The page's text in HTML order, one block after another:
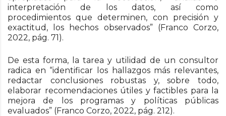
interpretación de los datos, así como
procedimientos que determinen, con precisión y
exactitud, los hechos observados” (Franco Corzo,
2022, pág. 71).
De esta forma, la tarea y utilidad de un consultor
radica en “identificar los hallazgos más relevantes,
redactar conclusiones robustas y, sobre todo,
elaborar recomendaciones útiles y factibles para la
mejora de los programas y políticas públicas
evaluados” (Franco Corzo, 2022, pág. 212).